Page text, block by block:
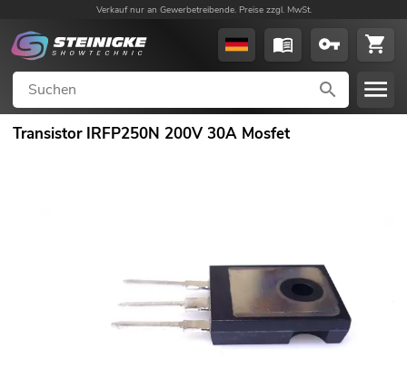
Verkauf nur an Gewerbetreibende. Preise zzgl. MwSt.
Transistor IRFP250N 200V 30A Mosfet